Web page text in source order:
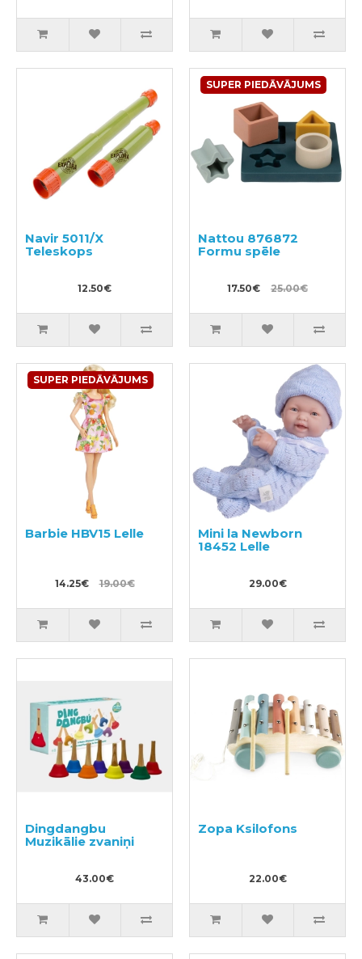
Navir 5011/X
Teleskops
12.50€
SUPER PIEDĀVĀJUMS
Nattou 876872
Formu spēle
17.50€ 25.00€
SUPER PIEDĀVĀJUMS
Barbie HBV15 Lelle
14.25€ 19.00€
Mini la Newborn
18452 Lelle
29.00€
Dingdangbu
Muzikālie zvaniņi
43.00€
Zopa Ksilofons
22.00€